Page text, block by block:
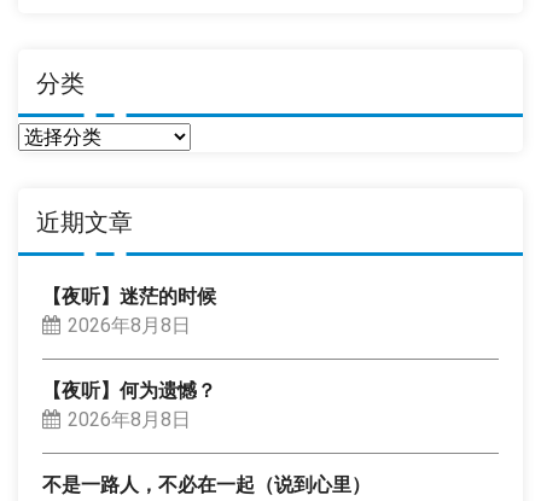
分类
分
近期文章
【夜听】迷茫的时候
2026年8月8日
【夜听】何为遗憾？
2026年8月8日
不是一路人，不必在一起（说到心里）